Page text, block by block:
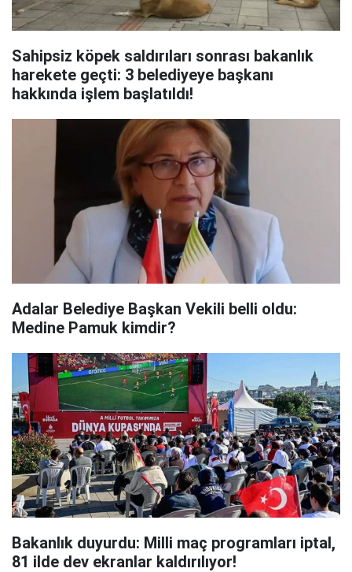
Sahipsiz köpek saldırıları sonrası bakanlık
harekete geçti: 3 belediyeye başkanı
hakkında işlem başlatıldı!
Adalar Belediye Başkan Vekili belli oldu:
Medine Pamuk kimdir?
Bakanlık duyurdu: Milli maç programları iptal,
81 ilde dev ekranlar kaldırılıyor!